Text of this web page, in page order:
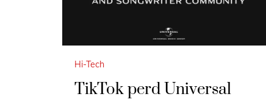
Hi-Tech
TikTok perd Universal